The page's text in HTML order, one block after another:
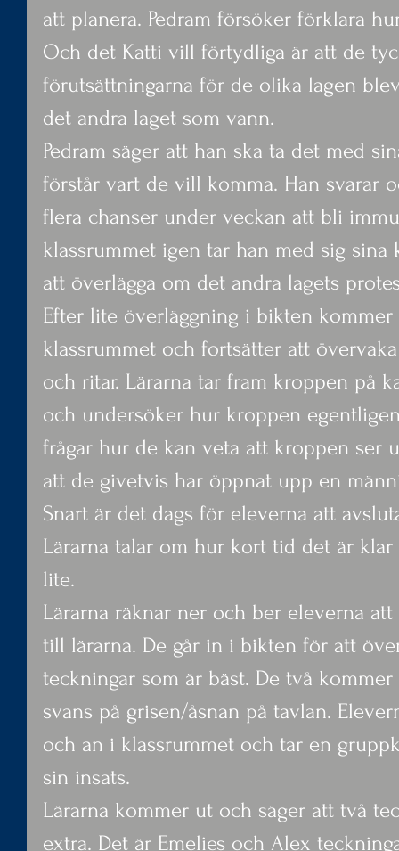
att planera. Pedram försöker förklara
Och det Katti vill förtydliga är att de
förutsättningarna för de olika lagen
det andra laget som vann.
Pedram säger att han ska ta det med
förstår vart de vill komma. Han svarar
flera chanser under veckan att bli
klassrummet igen tar han med sig
att överlägga om det andra lagets
Efter lite överläggning i bikten
klassrummet och fortsätter att
och ritar. Lärarna tar fram kroppen på
och undersöker hur kroppen
frågar hur de kan veta att kroppen ser
att de givetvis har öppnat upp en
Snart är det dags för eleverna att
Lärarna talar om hur kort tid det är
lite.
Lärarna räknar ner och ber eleverna
till lärarna. De går in i bikten för att
teckningar som är bäst. De två
svans på grisen/åsnan på tavlan.
och an i klassrummet och tar en
sin insats.
Lärarna kommer ut och säger att två
extra. Det är Emelies och Alex